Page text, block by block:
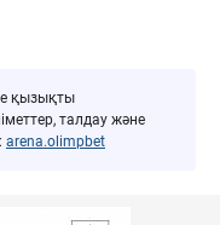
қызықты
талдау және
arena.olimpbet